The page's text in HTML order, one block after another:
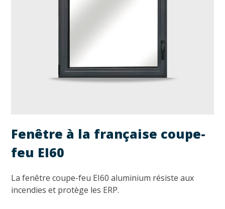
Fenêtre à la française coupe-
feu EI60
La fenêtre coupe-feu EI60 aluminium résiste aux
incendies et protège les ERP.